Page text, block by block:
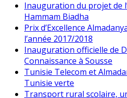
Inauguration du projet de
Hammam Biadha
Prix d’Excellence
l’année 2017/2018
Inauguration officielle de
Connaissance à Sousse
Tunisie Telecom et
Tunisie verte
Transport rural scolaire,